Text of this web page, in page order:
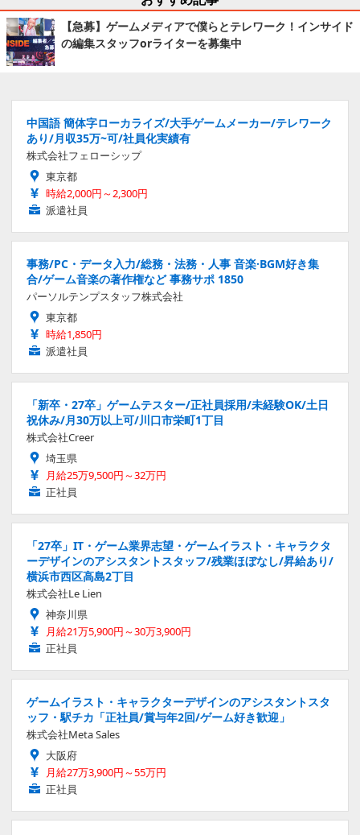
【急募】ゲームメディアで僕らとテレワーク！インサイド
の編集スタッフorライターを募集中
中国語 簡体字ローカライズ/大手ゲームメーカー/テレワーク
あり/月収35万~可/社員化実績有
株式会社フェローシップ
東京都
時給2,000円～2,300円
派遣社員
事務/PC・データ入力/総務・法務・人事 音楽·BGM好き集
合/ゲーム音楽の著作権など 事務サポ 1850
パーソルテンプスタッフ株式会社
東京都
時給1,850円
派遣社員
「新卒・27卒」ゲームテスター/正社員採用/未経験OK/土日
祝休み/月30万以上可/川口市栄町1丁目
株式会社Creer
埼玉県
月給25万9,500円～32万円
正社員
「27卒」IT・ゲーム業界志望・ゲームイラスト・キャラクタ
ーデザインのアシスタントスタッフ/残業ほぼなし/昇給あり/
横浜市西区高島2丁目
株式会社Le Lien
神奈川県
月給21万5,900円～30万3,900円
正社員
ゲームイラスト・キャラクターデザインのアシスタントスタ
ッフ・駅チカ「正社員/賞与年2回/ゲーム好き歓迎」
株式会社Meta Sales
大阪府
月給27万3,900円～55万円
正社員